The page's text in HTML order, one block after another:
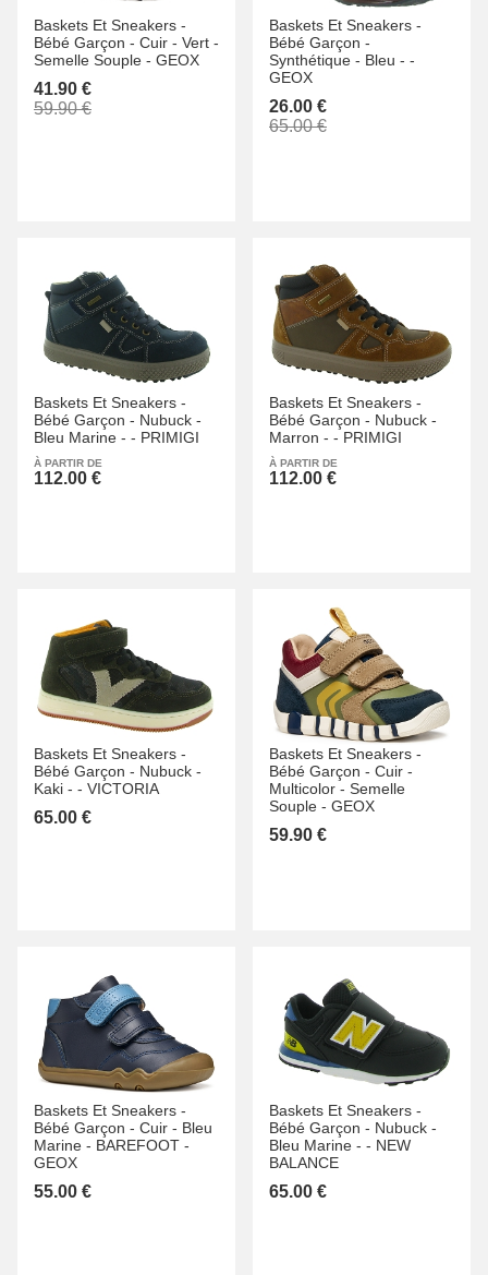
Baskets Et Sneakers -
Bébé Garçon - Cuir - Vert -
Semelle Souple - GEOX
41.90 €
59.90 €
Baskets Et Sneakers -
Bébé Garçon -
Synthétique - Bleu - -
GEOX
26.00 €
65.00 €
Baskets Et Sneakers -
Bébé Garçon - Nubuck -
Bleu Marine - - PRIMIGI
À PARTIR DE
112.00 €
Baskets Et Sneakers -
Bébé Garçon - Nubuck -
Marron - - PRIMIGI
À PARTIR DE
112.00 €
Baskets Et Sneakers -
Bébé Garçon - Nubuck -
Kaki - - VICTORIA
65.00 €
Baskets Et Sneakers -
Bébé Garçon - Cuir -
Multicolor - Semelle
Souple - GEOX
59.90 €
Baskets Et Sneakers -
Bébé Garçon - Cuir - Bleu
Marine - BAREFOOT -
GEOX
55.00 €
Baskets Et Sneakers -
Bébé Garçon - Nubuck -
Bleu Marine - - NEW
BALANCE
65.00 €